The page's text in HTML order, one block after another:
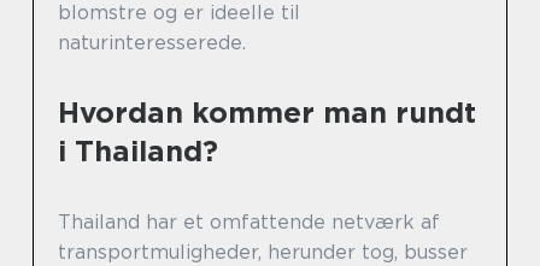
blomstre og er ideelle til
naturinteresserede.
Hvordan kommer man rundt
i Thailand?
Thailand har et omfattende netværk af
transportmuligheder, herunder tog, busser